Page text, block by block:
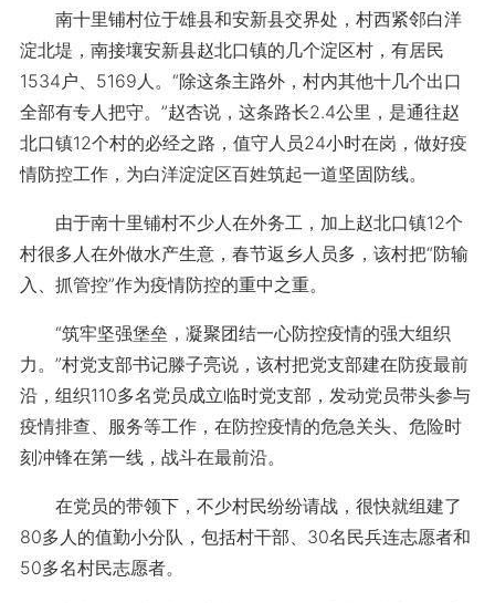
南十里铺村位于雄县和安新县交界处，村西紧邻白洋
淀北堤，南接壤安新县赵北口镇的几个淀区村，有居民
1534户、5169人。“除这条主路外，村内其他十几个出口
全部有专人把守。”赵杏说，这条路长2.4公里，是通往赵
北口镇12个村的必经之路，值守人员24小时在岗，做好疫
情防控工作，为白洋淀淀区百姓筑起一道坚固防线。
由于南十里铺村不少人在外务工，加上赵北口镇12个
村很多人在外做水产生意，春节返乡人员多，该村把“防输
入、抓管控”作为疫情防控的重中之重。
“筑牢坚强堡垒，凝聚团结一心防控疫情的强大组织
力。”村党支部书记滕子亮说，该村把党支部建在防疫最前
沿，组织110多名党员成立临时党支部，发动党员带头参与
疫情排查、服务等工作，在防控疫情的危急关头、危险时
刻冲锋在第一线，战斗在最前沿。
在党员的带领下，不少村民纷纷请战，很快就组建了
80多人的值勤小分队，包括村干部、30名民兵连志愿者和
50多名村民志愿者。